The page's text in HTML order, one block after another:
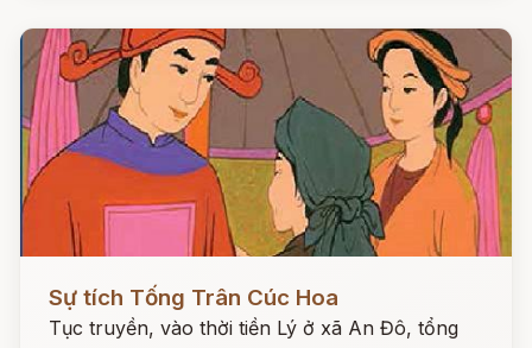
Sự tích Tống Trân Cúc Hoa
Tục truyền, vào thời tiền Lý ở xã An Đô, tổng